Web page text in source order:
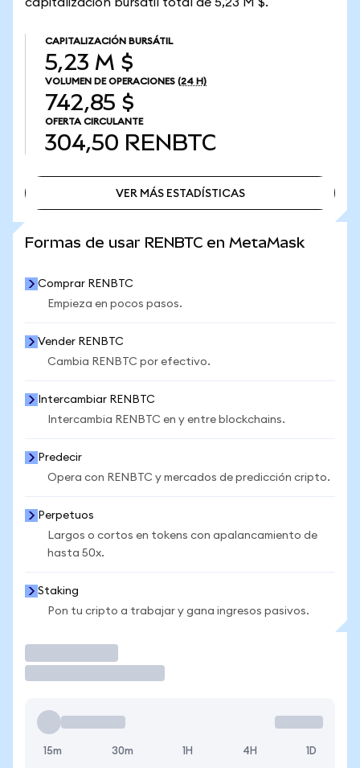
CAPITALIZACIÓN BURSÁTIL
5,23 M $
VOLUMEN DE OPERACIONES (24 H)
742,85 $
OFERTA CIRCULANTE
304,50 RENBTC
VER MÁS ESTADÍSTICAS
Formas de usar RENBTC en MetaMask
Comprar RENBTC
Empieza en pocos pasos.
Vender RENBTC
Cambia RENBTC por efectivo.
Intercambiar RENBTC
Intercambia RENBTC en y entre blockchains.
Predecir
Opera con RENBTC y mercados de predicción cripto.
Perpetuos
Largos o cortos en tokens con apalancamiento de
hasta 50x.
Staking
Pon tu cripto a trabajar y gana ingresos pasivos.
15m 30m 1H 4H 1D